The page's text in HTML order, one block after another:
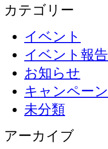
カテゴリー
イベント
イベント報告
お知らせ
キャンペーン
未分類
アーカイブ